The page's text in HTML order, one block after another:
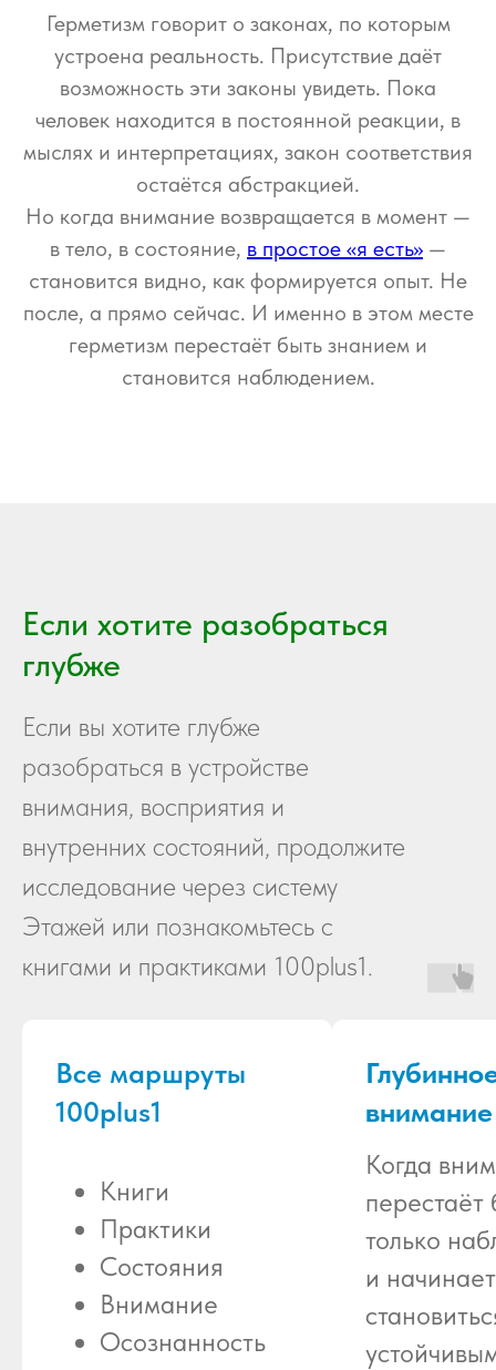
Герметизм говорит о законах, по которым
устроена реальность. Присутствие даёт
возможность эти законы увидеть. Пока
человек находится в постоянной реакции, в
мыслях и интерпретациях, закон соответствия
остаётся абстракцией.
Но когда внимание возвращается в момент —
в тело, в состояние, в простое «я есть» —
становится видно, как формируется опыт. Не
после, а прямо сейчас. И именно в этом месте
герметизм перестаёт быть знанием и
становится наблюдением.
Если хотите разобраться
глубже
Если вы хотите глубже
разобраться в устройстве
внимания, восприятия и
внутренних состояний, продолжите
исследование через систему
Этажей или познакомьтесь с
книгами и практиками 100plus1.
Все маршруты
100plus1
Книги
Практики
Состояния
Внимание
Осознанность
внимание
Когда
перестаёт
только
и начинает